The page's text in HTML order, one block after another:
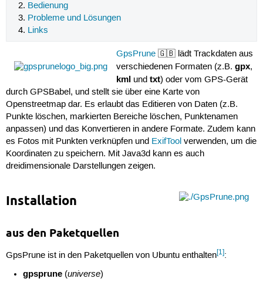
Bedienung
Probleme und Lösungen
Links
GpsPrune 🇬🇧 lädt Trackdaten aus
verschiedenen Formaten (z.B.gpx,
kml undtxt) oder vom GPS-Gerät
durch GPSBabel, und stellt sie über eine Karte von
Openstreetmap dar. Es erlaubt das Editieren von Daten (z.B.
Punkte löschen, markierten Bereiche löschen, Punktenamen
anpassen) und das Konvertieren in andere Formate. Zudem kann
es Fotos mit Punkten verknüpfen und ExifToolverwenden, um die
Koordinaten zu speichern. Mit Java3d kann es auch
dreidimensionale Darstellungen zeigen.
Installation
aus den Paketquellen
GpsPrune ist in den Paketquellen von Ubuntu enthalten[1]:
gpsprune (universe)